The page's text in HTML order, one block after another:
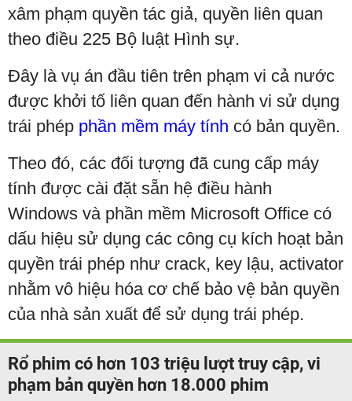
xâm phạm quyền tác giả, quyền liên quan
theo điều 225 Bộ luật Hình sự.
Đây là vụ án đầu tiên trên phạm vi cả nước
được khởi tố liên quan đến hành vi sử dụng
trái phép phần mềm máy tính có bản quyền.
Theo đó, các đối tượng đã cung cấp máy
tính được cài đặt sẵn hệ điều hành
Windows và phần mềm Microsoft Office có
dấu hiệu sử dụng các công cụ kích hoạt bản
quyền trái phép như crack, key lậu, activator
nhằm vô hiệu hóa cơ chế bảo vệ bản quyền
của nhà sản xuất để sử dụng trái phép.
Rổ phim có hơn 103 triệu lượt truy cập, vi
phạm bản quyền hơn 18.000 phim